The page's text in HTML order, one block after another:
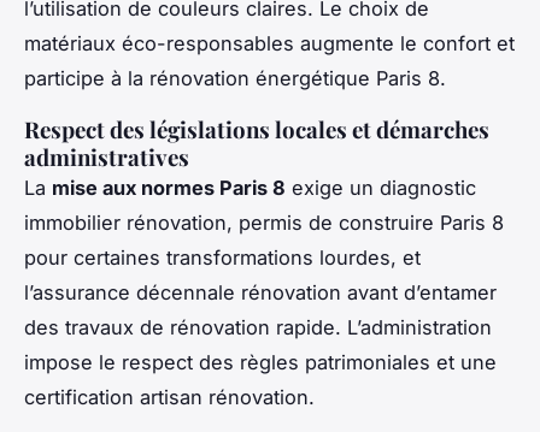
l’utilisation de couleurs claires. Le choix de
matériaux éco-responsables augmente le confort et
participe à la rénovation énergétique Paris 8.
Respect des législations locales et démarches
administratives
La mise aux normes Paris 8 exige un diagnostic
immobilier rénovation, permis de construire Paris 8
pour certaines transformations lourdes, et
l’assurance décennale rénovation avant d’entamer
des travaux de rénovation rapide. L’administration
impose le respect des règles patrimoniales et une
certification artisan rénovation.